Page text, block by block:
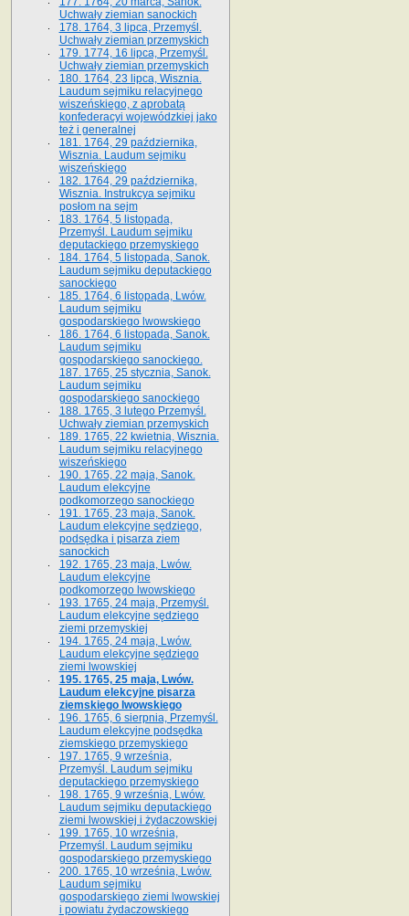
Uchwały ziemian sanockich
178. 1764, 3 lipca, Przemyśl.
Uchwały ziemian przemyskich
179. 1774, 16 lipca, Przemyśl.
Uchwały ziemian przemyskich
180. 1764, 23 lipca, Wisznia.
Laudum sejmiku relacyjnego
wiszeńskiego, z aprobatą
konfederacyi wojewódzkiej jako
też i generalnej
181. 1764, 29 października,
Wisznia. Laudum sejmiku
wiszeńskiego
182. 1764, 29 października,
Wisznia. Instrukcya sejmiku
posłom na sejm
183. 1764, 5 listopada,
Przemyśl. Laudum sejmiku
deputackiego przemyskiego
184. 1764, 5 listopada, Sanok.
Laudum sejmiku deputackiego
sanockiego
185. 1764, 6 listopada, Lwów.
Laudum sejmiku
gospodarskiego lwowskiego
186. 1764, 6 listopada, Sanok.
Laudum sejmiku
gospodarskiego sanockiego.
187. 1765, 25 stycznia, Sanok.
Laudum sejmiku
gospodarskiego sanockiego
188. 1765, 3 lutego Przemyśl.
Uchwały ziemian przemyskich
189. 1765, 22 kwietnia, Wisznia.
Laudum sejmiku relacyjnego
wiszeńskiego
190. 1765, 22 maja, Sanok.
Laudum elekcyjne
podkomorzego sanockiego
191. 1765, 23 maja, Sanok.
Laudum elekcyjne sędziego,
podsędka i pisarza ziem
sanockich
192. 1765, 23 maja, Lwów.
Laudum elekcyjne
podkomorzego lwowskiego
193. 1765, 24 maja, Przemyśl.
Laudum elekcyjne sędziego
ziemi przemyskiej
194. 1765, 24 maja, Lwów.
Laudum elekcyjne sędziego
ziemi lwowskiej
195. 1765, 25 maja, Lwów.
Laudum elekcyjne pisarza
ziemskiego lwowskiego
196. 1765, 6 sierpnia, Przemyśl.
Laudum elekcyjne podsędka
ziemskiego przemyskiego
197. 1765, 9 września,
Przemyśl. Laudum sejmiku
deputackiego przemyskiego
198. 1765, 9 września, Lwów.
Laudum sejmiku deputackiego
ziemi lwowskiej i żydaczowskiej
199. 1765, 10 września,
Przemyśl. Laudum sejmiku
gospodarskiego przemyskiego
200. 1765, 10 września, Lwów.
Laudum sejmiku
gospodarskiego ziemi lwowskiej
i powiatu żydaczowskiego